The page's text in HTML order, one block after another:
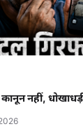
नहीं,